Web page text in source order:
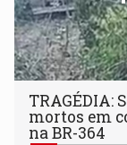
TRAGÉDIA:
mortos em
na BR-364